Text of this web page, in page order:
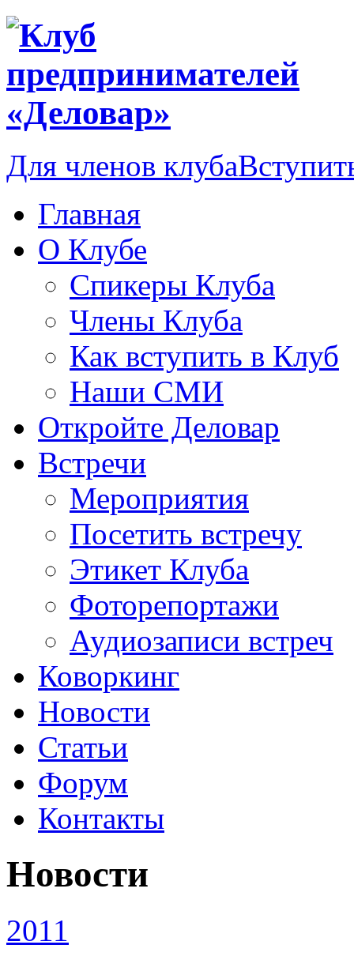
Для членов клуба
Главная
О Клубе
Спикеры Клуба
Члены Клуба
Как вступить в Клуб
Наши СМИ
Откройте Деловар
Встречи
Мероприятия
Посетить встречу
Этикет Клуба
Фоторепортажи
Аудиозаписи встреч
Коворкинг
Новости
Статьи
Форум
Контакты
Новости
2011